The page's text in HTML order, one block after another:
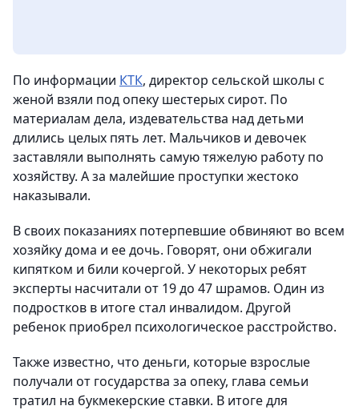
По информации КТК, директор сельской школы с
женой взяли под опеку шестерых сирот. По
материалам дела, издевательства над детьми
длились целых пять лет. Мальчиков и девочек
заставляли выполнять самую тяжелую работу по
хозяйству. А за малейшие проступки жестоко
наказывали.
В своих показаниях потерпевшие обвиняют во всем
хозяйку дома и ее дочь. Говорят, они обжигали
кипятком и били кочергой. У некоторых ребят
эксперты насчитали от 19 до 47 шрамов. Один из
подростков в итоге стал инвалидом. Другой
ребенок приобрел психологическое расстройство.
Также известно, что деньги, которые взрослые
получали от государства за опеку, глава семьи
тратил на букмекерские ставки. В итоге для